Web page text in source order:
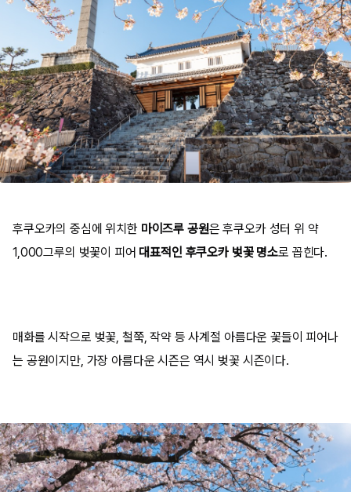
후쿠오카의 중심에 위치한 마이즈루 공원은 후쿠오카 성터 위 약
1,000그루의 벚꽃이 피어 대표적인 후쿠오카 벚꽃 명소로 꼽힌다.
매화를 시작으로 벚꽃, 철쭉, 작약 등 사계절 아름다운 꽃들이 피어나
는 공원이지만, 가장 아름다운 시즌은 역시 벚꽃 시즌이다.